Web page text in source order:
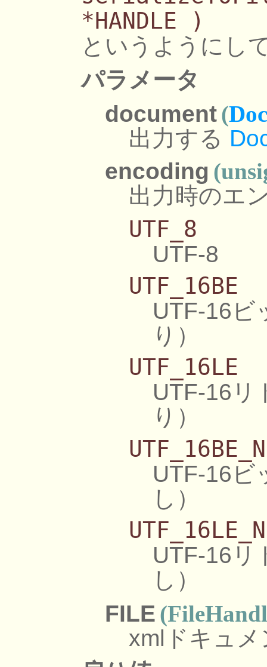
*HANDLE )
というようにし
パラメータ
document(
出力する
encoding
出力時のエ
UTF_8
UTF-8
UTF_16BE
UTF-16ビ
り）
UTF_16LE
UTF-16リ
り）
UTF-16ビ
し）
UTF-16リ
し）
FILE
xmlドキュ